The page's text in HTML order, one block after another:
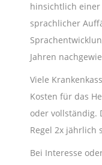
hinsichtlich
sprachlicher
Jahren
Viele
Kosten für das
oder vollständig.
Regel 2x jährlich
Bei Interesse